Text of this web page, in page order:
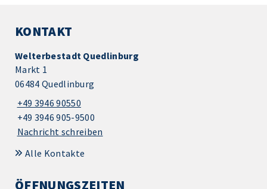
KONTAKT
Welterbestadt Quedlinburg
Markt 1
06484 Quedlinburg
+49 3946 90550
+49 3946 905-9500
Nachricht schreiben
Alle Kontakte
ÖFFNUNGSZEITEN